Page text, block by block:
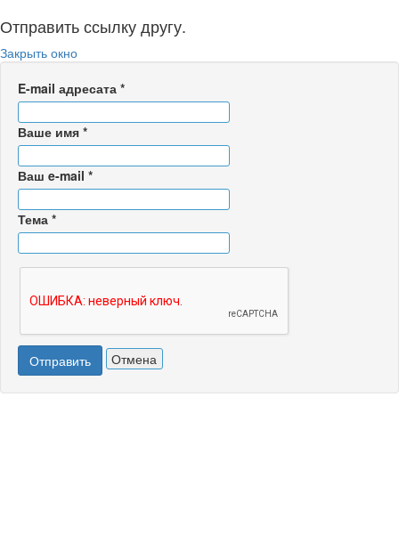
Отправить ссылку другу.
Закрыть окно
E-mail адресата *
Ваше имя *
Ваш e-mail *
Тема *
Отправить Отмена